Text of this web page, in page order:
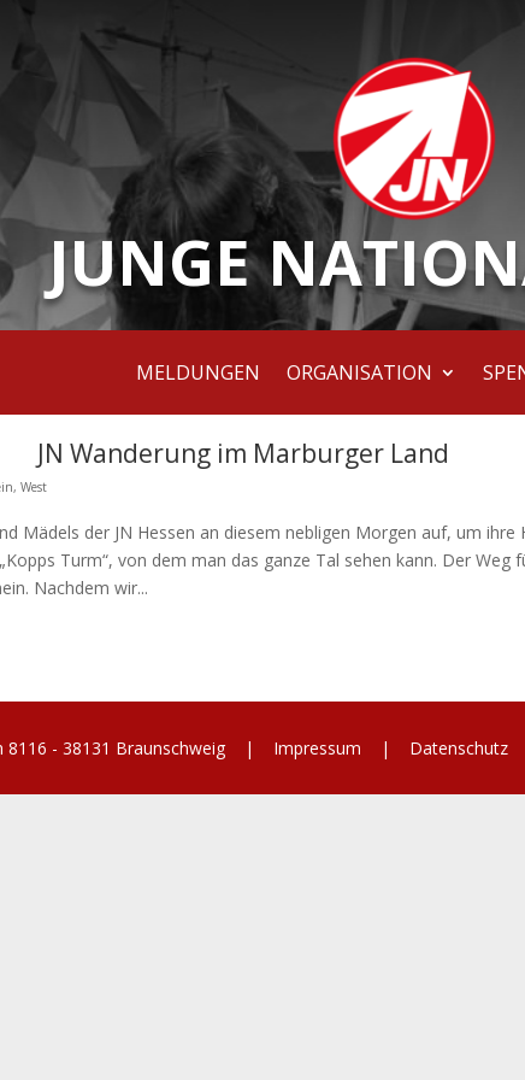
JUNGE
MELDUNGEN ORGANISATION
JN Wanderung im Marburger Land
,West
Mädels der JN Hessen an diesem nebligen Morgen auf, um ihre
Turm“, von dem man das ganze Tal sehen kann. Der Weg
Nachdem wir...
8116 - 38131 Braunschweig | Impressum | Datenschutz